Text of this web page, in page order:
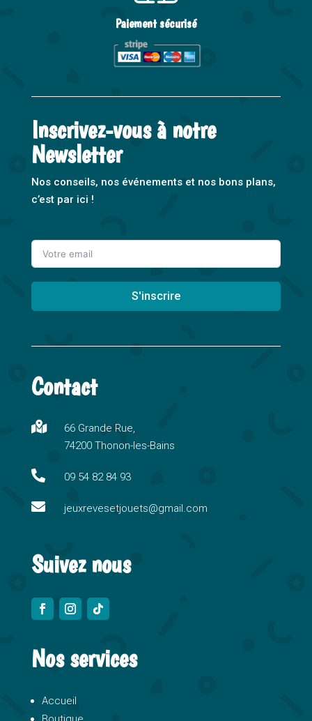
Paiement sécurisé
Inscrivez-vous à notre
Newsletter
Nos conseils, nos événements et nos bons plans,
c’est par ici !
S'inscrire
e
n
i
e
Contact

66 Grande Rue,
74200 Thonon-les-Bains
 09 54 82 84 93
 jeuxrevesetjouets@gmail.com
Suivez nous
Nos services
Accueil